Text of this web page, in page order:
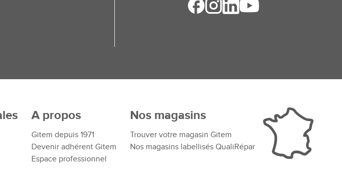
A propos
Gitem depuis 1971
Devenir adhérent Gitem
Espace professionnel
Nos magasins
Trouver votre magasin Gitem
Nos magasins labellisés QualiRépar